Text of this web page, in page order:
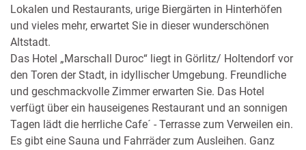
Lokalen und Restaurants, urige Biergärten in Hinterhöfen
und vieles mehr, erwartet Sie in dieser wunderschönen
Altstadt.
Das Hotel „Marschall Duroc“ liegt in Görlitz/ Holtendorf vor
den Toren der Stadt, in idyllischer Umgebung. Freundliche
und geschmackvolle Zimmer erwarten Sie. Das Hotel
verfügt über ein hauseigenes Restaurant und an sonnigen
Tagen lädt die herrliche Cafe´ - Terrasse zum Verweilen ein.
Es gibt eine Sauna und Fahrräder zum Ausleihen. Ganz